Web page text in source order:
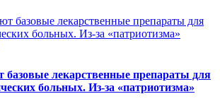
базовые лекарственные препараты для
больных. Из-за «патриотизма»